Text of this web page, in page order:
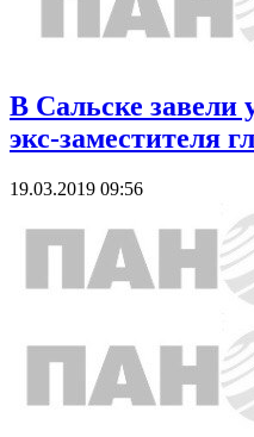
В Сальске завели
экс-заместителя
19.03.2019 09:56